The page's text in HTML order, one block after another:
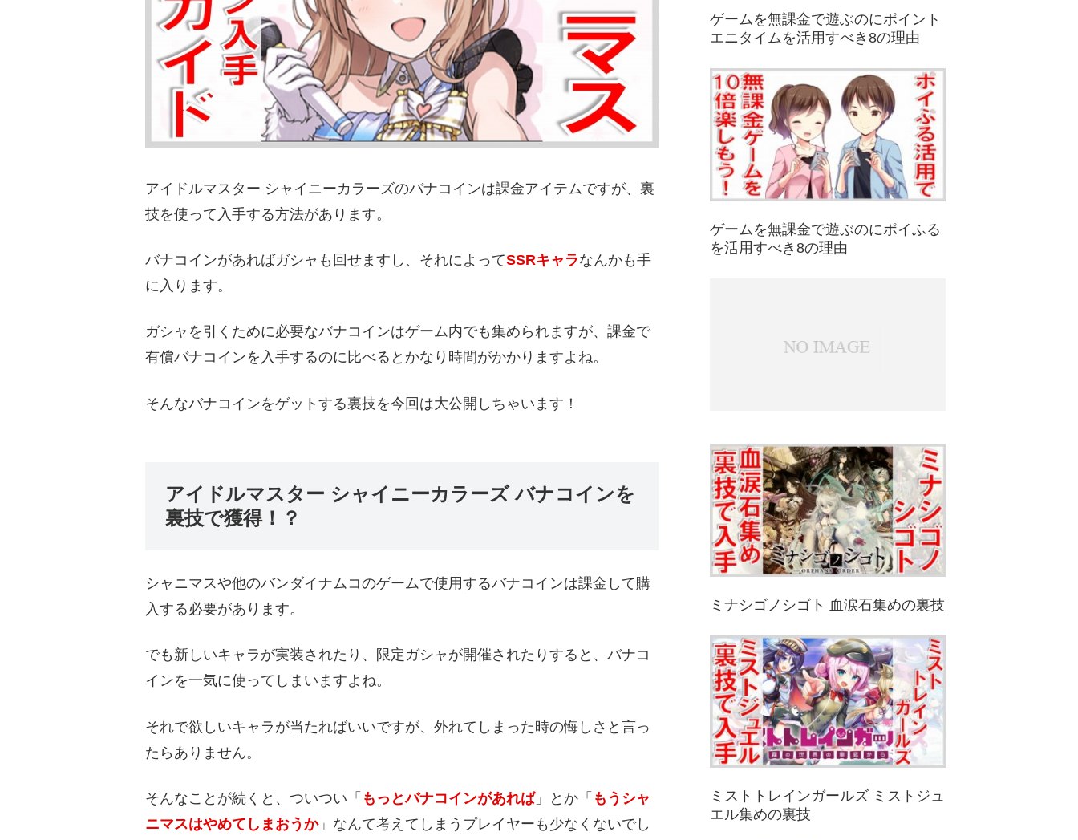
アイドルマスター シャイニーカラーズのバナコインは課金アイテムですが、裏
技を使って入手する方法があります。
バナコインがあればガシャも回せますし、それによってSSRキャラなんかも手
に入ります。
ガシャを引くために必要なバナコインはゲーム内でも集められますが、課金で
有償バナコインを入手するのに比べるとかなり時間がかかりますよね。
そんなバナコインをゲットする裏技を今回は大公開しちゃいます！
アイドルマスター シャイニーカラーズ バナコインを
裏技で獲得！？
シャニマスや他のバンダイナムコのゲームで使用するバナコインは課金して購
入する必要があります。
でも新しいキャラが実装されたり、限定ガシャが開催されたりすると、バナコ
インを一気に使ってしまいますよね。
それで欲しいキャラが当たればいいですが、外れてしまった時の悔しさと言っ
たらありません。
そんなことが続くと、ついつい「 もっとバナコインがあれば」とか「 もうシャ
ニマスはやめてしまおうか」なんて考えてしまうプレイヤーも少なくないでし
ゲームを無課金で遊ぶのにポイント
エニタイムを活用すべき8の理由
ゲームを無課金で遊ぶのにポイふる
を活用すべき8の理由
ミナシゴノシゴト 血涙石集めの裏技
ミストトレインガールズ ミストジュ
エル集めの裏技